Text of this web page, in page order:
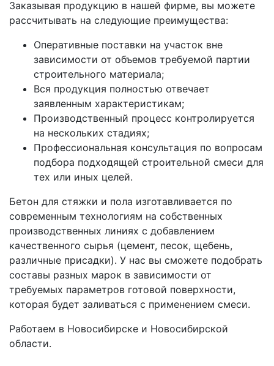
Заказывая продукцию в нашей фирме, вы можете
рассчитывать на следующие преимущества:
Оперативные поставки на участок вне
зависимости от объемов требуемой партии
строительного материала;
Вся продукция полностью отвечает
заявленным характеристикам;
Производственный процесс контролируется
на нескольких стадиях;
Профессиональная консультация по вопросам
подбора подходящей строительной смеси для
тех или иных целей.
Бетон для стяжки и пола изготавливается по
современным технологиям на собственных
производственных линиях с добавлением
качественного сырья (цемент, песок, щебень,
различные присадки). У нас вы сможете подобрать
составы разных марок в зависимости от
требуемых параметров готовой поверхности,
которая будет заливаться с применением смеси.
Работаем в Новосибирске и Новосибирской
области.